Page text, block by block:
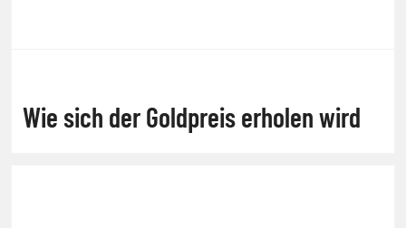
Wie sich der Goldpreis erholen wird